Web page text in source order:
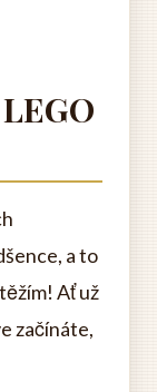
a to
Ať už
začínáte,